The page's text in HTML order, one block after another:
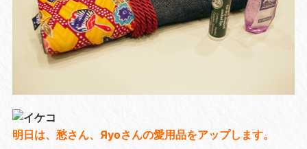
明日は、愁さん、Яyoさんの愛用品をアップします。